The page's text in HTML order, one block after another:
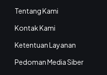
Tentang Kami
Kontak Kami
Ketentuan Layanan
Pedoman Media Siber